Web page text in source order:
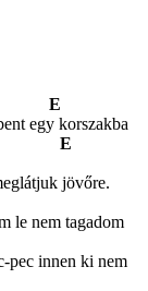
E
egy korszakba
E
jövőre.
le nem tagadom
pec innen ki nem